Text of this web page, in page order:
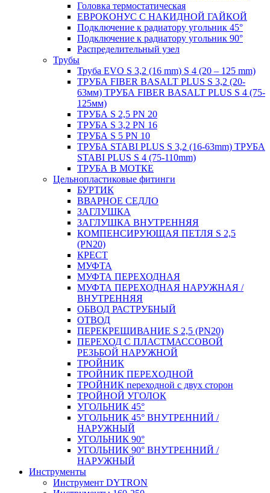
Головка термостатическая
ЕВРОКОНУС С НАКИДНОЙ ГАЙКОЙ
Подключение к радиатору угольник 45°
Подключение к радиатору угольник 90°
Распределительный узел
Трубы
Труба EVO S 3,2 (16 mm) S 4 (20 – 125 mm)
ТРУБА FIBER BASALT PLUS S 3,2 (20-
63мм) ТРУБА FIBER BASALT PLUS S 4 (75-
125мм)
ТРУБА S 2,5 PN 20
ТРУБА S 3,2 PN 16
ТРУБА S 5 PN 10
ТРУБА STABI PLUS S 3,2 (16-63mm) ТРУБА
STABI PLUS S 4 (75-110mm)
ТРУБА В МОТКЕ
Цельнопластиковые фитинги
БУРТИК
ВВАРНОЕ СЕДЛО
ЗАГЛУШКА
ЗАГЛУШКА ВНУТРЕННЯЯ
КОМПЕНСИРУЮЩАЯ ПЕТЛЯ S 2,5
(PN20)
КРЕСТ
МУФТА
МУФТА ПЕРЕХОДНАЯ
МУФТА ПЕРЕХОДНАЯ НАРУЖНАЯ /
ВНУТРЕННЯЯ
ОБВОД РАСТРУБНЫЙ
ОТВОД
ПЕРЕКРЕЩИВАНИЕ S 2,5 (PN20)
ПЕРЕХОД С ПЛАСТМАССОВОЙ
РЕЗЬБОЙ НАРУЖНОЙ
ТРОЙНИК
ТРОЙНИК ПЕРЕXОДНОЙ
ТРОЙНИК переходной с двух сторон
ТРОЙНОЙ УГОЛОК
УГОЛЬНИК 45°
УГОЛЬНИК 45° ВНУТРЕННИЙ /
НАРУЖНЫЙ
УГОЛЬНИК 90°
УГОЛЬНИК 90° ВНУТРЕННИЙ /
НАРУЖНЫЙ
Инструменты
Инструмент DYTRON